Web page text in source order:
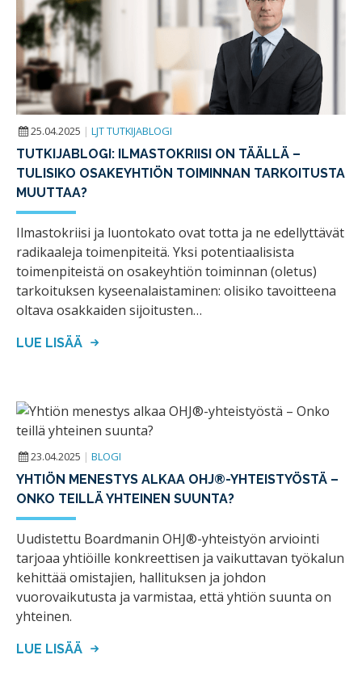
25.04.2025 | LJT TUTKIJABLOGI
TUTKIJABLOGI: ILMASTOKRIISI ON TÄÄLLÄ –
TULISIKO OSAKEYHTIÖN TOIMINNAN TARKOITUSTA
MUUTTAA?
Ilmastokriisi ja luontokato ovat totta ja ne edellyttävät
radikaaleja toimenpiteitä. Yksi potentiaalisista
toimenpiteistä on osakeyhtiön toiminnan (oletus)
tarkoituksen kyseenalaistaminen: olisiko tavoitteena
oltava osakkaiden sijoitusten…
LUE LISÄÄ
23.04.2025 | BLOGI
YHTIÖN MENESTYS ALKAA OHJ®-YHTEISTYÖSTÄ –
ONKO TEILLÄ YHTEINEN SUUNTA?
Uudistettu Boardmanin OHJ®-yhteistyön arviointi
tarjoaa yhtiöille konkreettisen ja vaikuttavan työkalun
kehittää omistajien, hallituksen ja johdon
vuorovaikutusta ja varmistaa, että yhtiön suunta on
yhteinen.
LUE LISÄÄ